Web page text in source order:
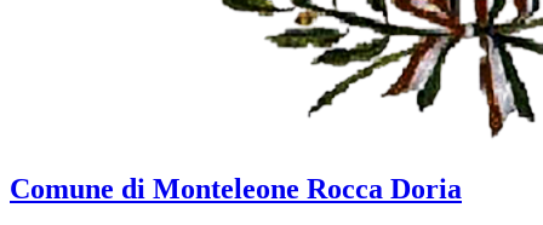
Comune di Monteleone Rocca Doria